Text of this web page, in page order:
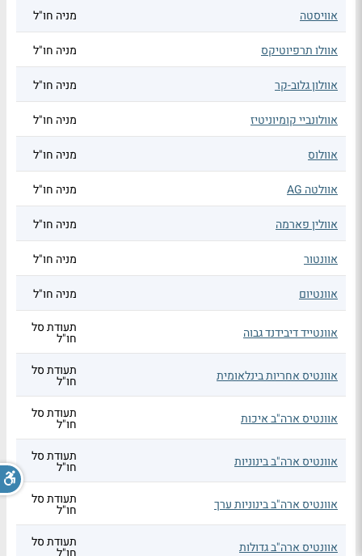
אוויסטה מניה חו"ל
אוולו תרפיוטיקס מניה חו"ל
אוולון גלוב-קר מניה חו"ל
אוולונביי קומיוניטיז מניה חו"ל
אוולוס מניה חו"ל
אוולטה AG מניה חו"ל
אוולין פארמה מניה חו"ל
אוונטור מניה חו"ל
אוונטיום מניה חו"ל
אוונטייד דיבידנד גבוה תעודת סל
חו"ל
אוונטיס אחריות בינלאומית תעודת סל
חו"ל
אוונטיס ארה"ב איכות תעודת סל
חו"ל
אוונטיס ארה"ב בינוניות תעודת סל
חו"ל
אוונטיס ארה"ב בינוניות ערך תעודת סל
חו"ל
אוונטיס ארה"ב גדולות תעודת סל